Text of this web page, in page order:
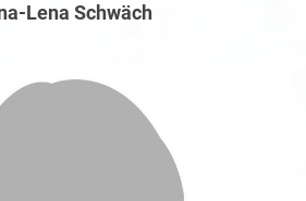
Lena Schwäch